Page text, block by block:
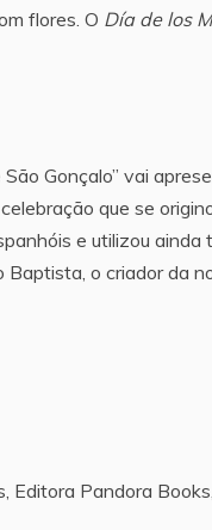
flores. O Día de los
Gonçalo” vai
celebração que se
e utilizou
Baptista, o criador da
Editora Pandora